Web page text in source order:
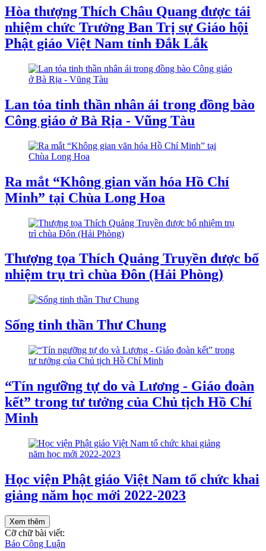
Hòa thượng Thích Châu Quang được tái
nhiệm chức Trưởng Ban Trị sự Giáo hội
Phật giáo Việt Nam tỉnh Đắk Lắk
Lan tỏa tinh thần nhân ái trong đồng bào
Công giáo ở Bà Rịa - Vũng Tàu
Ra mắt “Không gian văn hóa Hồ Chí
Minh” tại Chùa Long Hoa
Thượng tọa Thích Quảng Truyền được bổ
nhiệm trụ trì chùa Đôn (Hải Phòng)
Sống tinh thần Thư Chung
“Tín ngưỡng tự do và Lương - Giáo đoàn
kết” trong tư tưởng của Chủ tịch Hồ Chí
Minh
Học viện Phật giáo Việt Nam tổ chức khai
giảng năm học mới 2022-2023
Xem thêm
Cỡ chữ bài viết:
Báo Công Luận